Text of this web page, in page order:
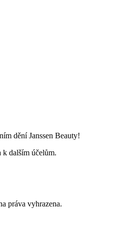
dění Janssen Beauty!
k dalším účelům.
práva vyhrazena.